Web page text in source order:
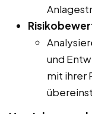
und
mit ihrer